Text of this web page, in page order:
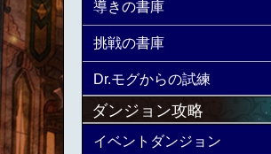
導きの書庫
挑戦の書庫
Dr.モグからの試練
ダンジョン攻略
イベントダンジョン